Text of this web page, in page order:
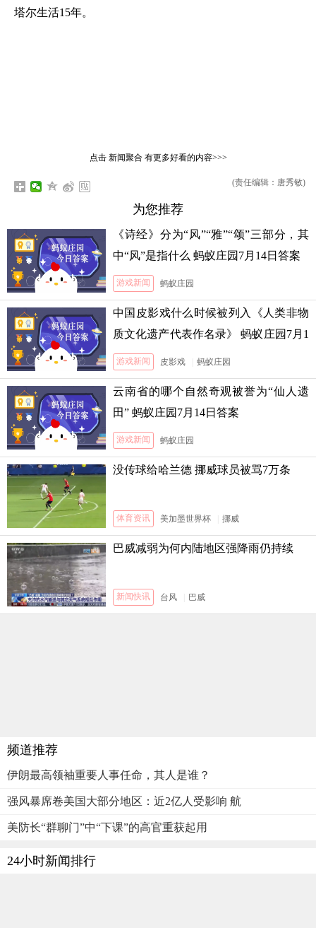
塔尔生活15年。
点击 新闻聚合有更多好看的内容>>>
(责任编辑：唐秀敏)
为您推荐
《诗经》分为“风”“雅”“颂”三部分，其
中“风”是指什么 蚂蚁庄园7月14日答案
游戏新闻 蚂蚁庄园
中国皮影戏什么时候被列入《人类非物
质文化遗产代表作名录》 蚂蚁庄园7月1
3日答案
游戏新闻 皮影戏 蚂蚁庄园
云南省的哪个自然奇观被誉为“仙人遗
田” 蚂蚁庄园7月14日答案
游戏新闻 蚂蚁庄园
没传球给哈兰德 挪威球员被骂7万条
体育资讯 美加墨世界杯 挪威
巴威减弱为何内陆地区强降雨仍持续
新闻快讯 台风 巴威
频道推荐
伊朗最高领袖重要人事任命，其人是谁？
强风暴席卷美国大部分地区：近2亿人受影响 航
美防长“群聊门”中“下课”的高官重获起用
24小时新闻排行